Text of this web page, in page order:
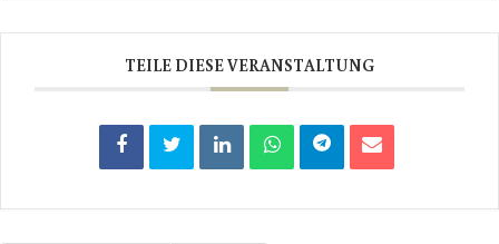
TEILE DIESE VERANSTALTUNG